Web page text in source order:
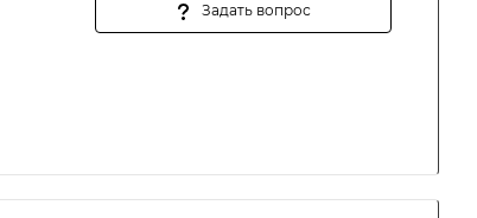
Задать вопрос